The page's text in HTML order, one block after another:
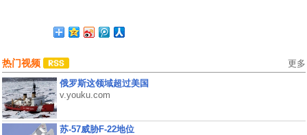
热门视频 更多
俄罗斯这领域超过美国
v.youku.com
苏-57威胁F-22地位